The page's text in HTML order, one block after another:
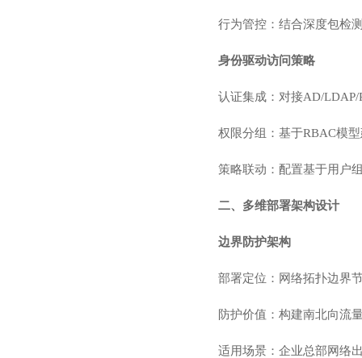
行为管控：结合深度包检
身份驱动访问策略
认证集成：对接AD/
权限分组：基于RBAC模
策略联动：配置基于用户
二、多维部署架构设计
边界防护架构
部署定位：网络拓扑边界
防护价值：构建南北向流
适用场景：企业总部网络